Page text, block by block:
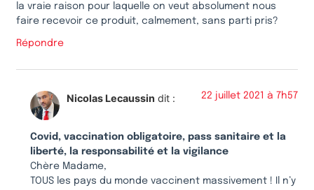
la vraie raison pour laquelle on veut absolument nous
faire recevoir ce produit, calmement, sans parti pris?
Répondre
Nicolas Lecaussin dit : 22 juillet 2021 à 7h57
Covid, vaccination obligatoire, pass sanitaire et la
liberté, la responsabilité et la vigilance
Chère Madame,
TOUS les pays du monde vaccinent massivement ! Il n’y